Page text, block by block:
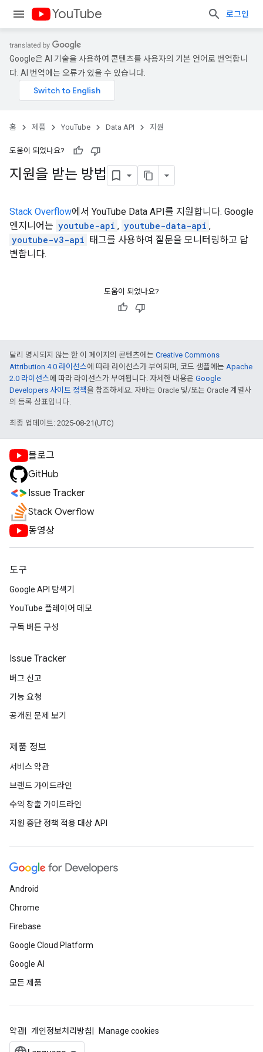
YouTube 로그인
Google은 AI 기술을 사용하여 콘텐츠를 사용자의 기본 언어로 번역합니
다. AI 번역에는 오류가 있을 수 있습니다.
홈 제품 YouTube Data API 지원
도움이 되었나요?
지원을 받는 방법
Stack Overflow에서 YouTube Data API를 지원합니다. Google
엔지니어는 youtube-api , youtube-data-api ,
youtube-v3-api 태그를 사용하여 질문을 모니터링하고 답
변합니다.
도움이 되었나요?
달리 명시되지 않는 한 이 페이지의 콘텐츠에는 Creative Commons
Attribution 4.0 라이선스에 따라 라이선스가 부여되며, 코드 샘플에는 Apache
2.0 라이선스에 따라 라이선스가 부여됩니다. 자세한 내용은 Google
Developers 사이트 정책을 참조하세요. 자바는 Oracle 및/또는 Oracle 계열사
의 등록 상표입니다.
최종 업데이트: 2025-08-21(UTC)
블로그
GitHub
Issue Tracker
Stack Overflow
동영상
도구
Google API 탐색기
YouTube 플레이어 데모
구독 버튼 구성
Issue Tracker
버그 신고
기능 요청
공개된 문제 보기
제품 정보
서비스 약관
브랜드 가이드라인
수익 창출 가이드라인
지원 중단 정책 적용 대상 API
Android
Chrome
Firebase
Google Cloud Platform
Google AI
모든 제품
약관 개인정보처리방침 Manage cookies